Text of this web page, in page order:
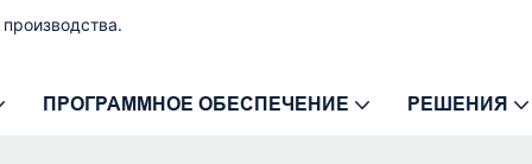
ПРОГРАММНОЕ ОБЕСПЕЧЕНИЕ РЕШЕНИЯ